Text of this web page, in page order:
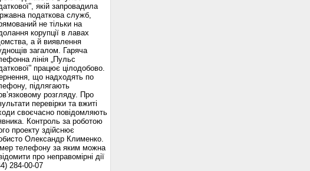
якій запровадила
податкова служб,
не тільки на
корупції в лавах
а й виявлення
загалом. Гаряча
лінія „Пульс
працює цілодобово.
що надходять по
підлягають
розгляду. Про
перевірки та вжиті
своєчасно повідомляють
Контроль за роботою
проекту здійснює
Олександр Клименко.
телефону за яким можна
про неправомірні дії
284-00-07